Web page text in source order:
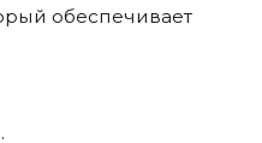
обеспечивает